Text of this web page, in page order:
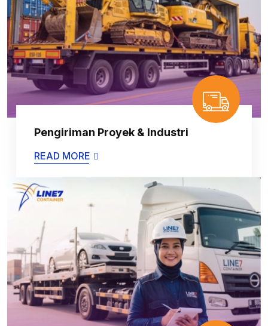
Pengiriman Proyek & Industri
READ MORE